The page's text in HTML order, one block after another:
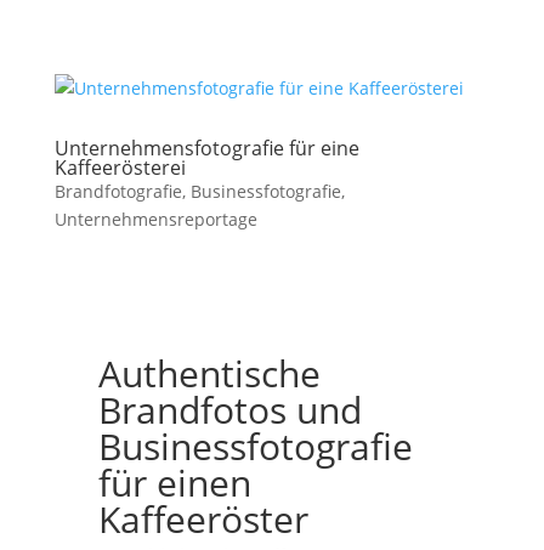
Unternehmensfotografie für eine
Kaffeerösterei
Brandfotografie, Businessfotografie,
Unternehmensreportage
Authentische
Brandfotos und
Businessfotografie
für einen
Kaffeeröster